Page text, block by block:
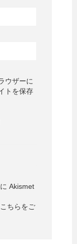
ウザーに
トを保存
Akismet
ちらをご